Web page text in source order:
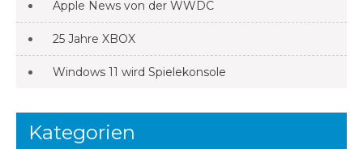
Apple News von der WWDC
25 Jahre XBOX
Windows 11 wird Spielekonsole
Kategorien